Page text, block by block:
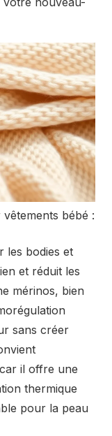
bébé :
les bodies et
et réduit les
mérinos, bien
sans créer
il offre une
thermique
pour la peau